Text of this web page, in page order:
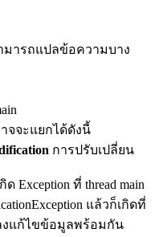
มารถแปลข้อความบาง
จจะแยกได้ดังนี้
การปรับเปลี่ยน
Exception ที่ thread main
แล้วก็เกิดที่
ลงแก้ไขข้อมูลพร้อมกัน